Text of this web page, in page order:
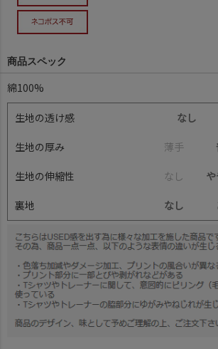
商品スペック
綿100%
生地の透け感 なし
生地の厚み 薄手
生地の伸縮性 な し
裏地 なし